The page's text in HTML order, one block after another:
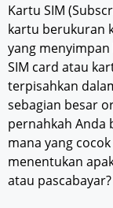
Kartu SIM
kartu berukuran
yang
SIM card atau
terpisahkan
sebagian besar
pernahkah Anda
mana yang
menentukan
atau pascabayar?